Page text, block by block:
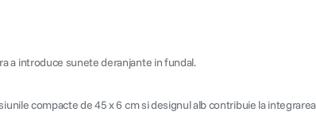
a introduce sunete deranjante in fundal.
compacte de 45 x 6 cm si designul alb contribuie la